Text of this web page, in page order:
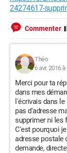
24274617-
Commenter
Théo
6 avr. 2016
Merci pour ta
dans mes
l'écrivais dans
pas d'adresse
supprimer ni les
C'est pourquoi
adresse postale
demande,